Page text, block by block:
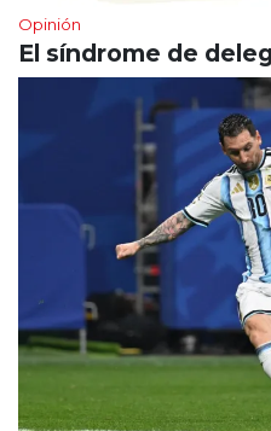
Opinión
El síndrome de